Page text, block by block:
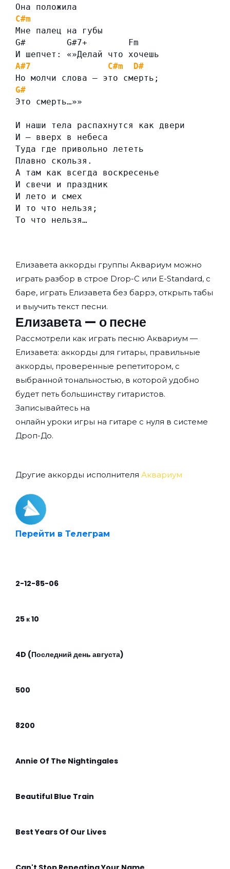
Она положила
C#m
Мне палец на губы
G#        G#7+        Fm
И шепчет: «»Делай что хочешь
A#7
C#m
D#
Но молчи слова — это смерть;
G#
Это смерть…»»
И наши тела распахнутся как двери
И — вверх в небеса
Туда где привольно лететь
Плавно скользя.
А там как всегда воскресенье
И свечи и праздник
И лето и смех
И то что нельзя;
То что нельзя…
Елизавета аккорды группы Аквариум можно
играть разбор в строе Drop-C или E-Standard, с
баре, играть Елизавета без баррэ, открыть табы
и выучить текст песни.
Елизавета — о песне
Рассмотрели как играть песню Аквариум —
Елизавета: аккорды для гитары, правильные
аккорды, проверенные репетитором, с
выбранной тональностью, в которой удобно
будет петь большинству гитаристов.
Записывайтесь на
онлайн уроки игры на гитаре с нуля в системе
Дроп-До.
Другие аккорды исполнителя Аквариум
Перейти в Телеграм
2-12-85-06
25 к 10
4D (Последний день августа)
500
8200
Annie Of The Nightingales
Beautiful Blue Train
Best Years Of Our Lives